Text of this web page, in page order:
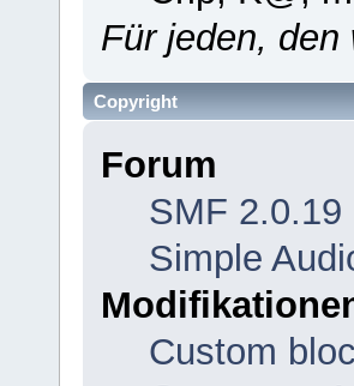
Für jeden,
Copyright
Forum
SMF 2.0.19
Simple
Custom